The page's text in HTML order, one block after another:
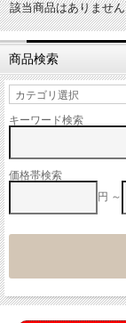
該当商品はありませ
商品検索
キーワード検索
価格帯検索
円 ～